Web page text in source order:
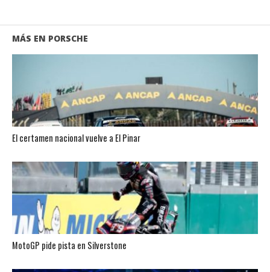
MÁS EN PORSCHE
El certamen nacional vuelve a El Pinar
MotoGP pide pista en Silverstone